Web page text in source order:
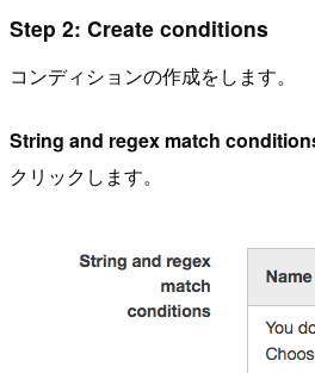
Step 2: Create conditions
コンディションの作成をします。
String and regex match
クリックします。